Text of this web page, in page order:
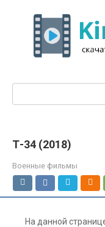
контенту
Т-34 (2018)
Военные фильмы
На данной